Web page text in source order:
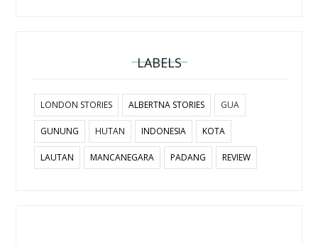
LABELS
LONDON STORIES ALBERTNA STORIES GUA
GUNUNG HUTAN INDONESIA KOTA
LAUTAN MANCANEGARA PADANG REVIEW